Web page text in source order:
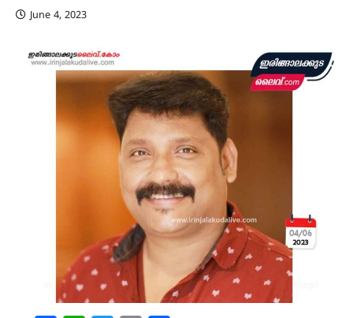
June 4, 2023